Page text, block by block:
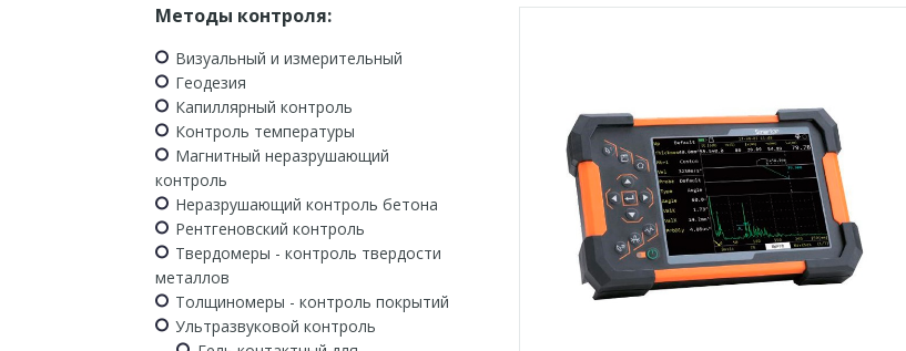
Методы контроля:
Визуальный и измерительный
Геодезия
Капиллярный контроль
Контроль температуры
Магнитный неразрушающий
контроль
Неразрушающий контроль бетона
Рентгеновский контроль
Твердомеры - контроль твердости
металлов
Толщиномеры - контроль покрытий
Ультразвуковой контроль